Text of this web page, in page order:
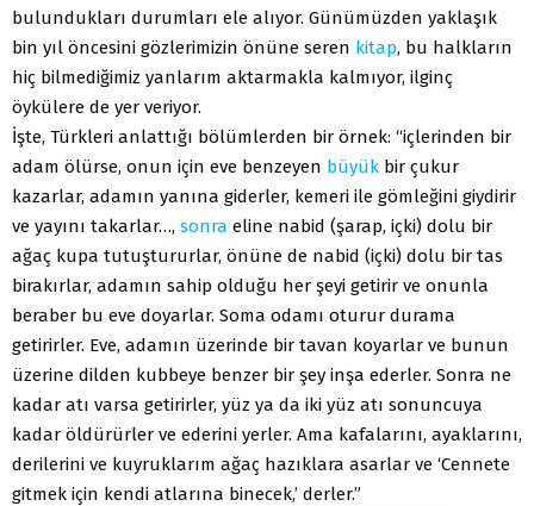
bulundukları durumları ele alıyor. Günümüzden yaklaşık
bin yıl öncesini gözlerimizin önüne seren kitap, bu halkların
hiç bilmediğimiz yanlarım aktarmakla kalmıyor, ilginç
öykülere de yer veriyor.
İşte, Türkleri anlattığı bölümlerden bir örnek: “içlerinden bir
adam ölürse, onun için eve benzeyen büyük bir çukur
kazarlar, adamın yanına giderler, kemeri ile gömleğini giydirir
ve yayını takarlar…, sonra eline nabid (şarap, içki) dolu bir
ağaç kupa tutuştururlar, önüne de nabid (içki) dolu bir tas
birakırlar, adamın sahip olduğu her şeyi getirir ve onunla
beraber bu eve doyarlar. Soma odamı oturur durama
getirirler. Eve, adamın üzerinde bir tavan koyarlar ve bunun
üzerine dilden kubbeye benzer bir şey inşa ederler. Sonra ne
kadar atı varsa getirirler, yüz ya da iki yüz atı sonuncuya
kadar öldürürler ve ederini yerler. Ama kafalarını, ayaklarını,
derilerini ve kuyruklarım ağaç hazıklara asarlar ve ‘Cennete
gitmek için kendi atlarına binecek,’ derler.”